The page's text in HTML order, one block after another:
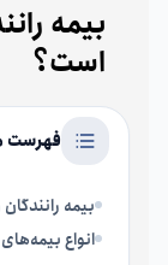
بیمه
است؟
فهرست
بیمه
انواع